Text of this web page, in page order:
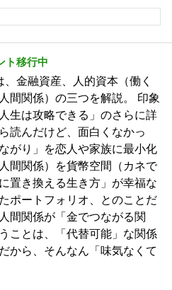
ト移行中
金融資産、人的資本（働く
間関係）の三つを解説。 印象
生は攻略できる」のさらに詳
読んだけど、面白くなかっ
がり」を恋人や家族に最小化
間関係）を貨幣空間（カネで
置き換える生き方」が幸福な
ポートフォリオ、とのことだ
間関係が「金でつながる関
ことは、「代替可能」な関係
から、そんなん「味気なくて